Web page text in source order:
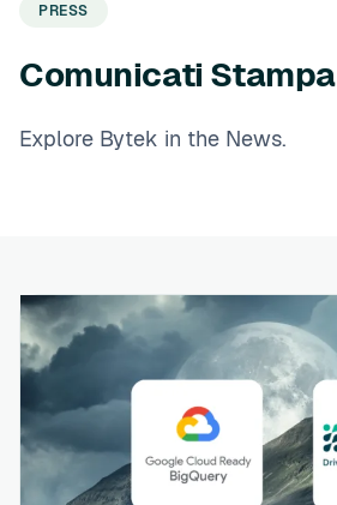
PRESS
Comunicati Stampa
Explore Bytek in the News.